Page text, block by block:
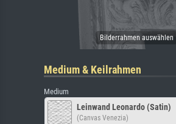
Medium & Keilrahmen
Medium
Leinwand Leonardo (Satin)
(Canvas Venezia)